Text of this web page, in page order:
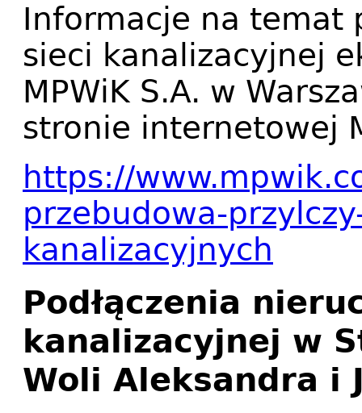
Informacje na temat
sieci kanalizacyjnej
MPWiK S.A. w
stronie internetowej
https://
przebudowa-
kanalizacyjnych
Podłączenia
kanalizacyjnej w
Woli Aleksandra i